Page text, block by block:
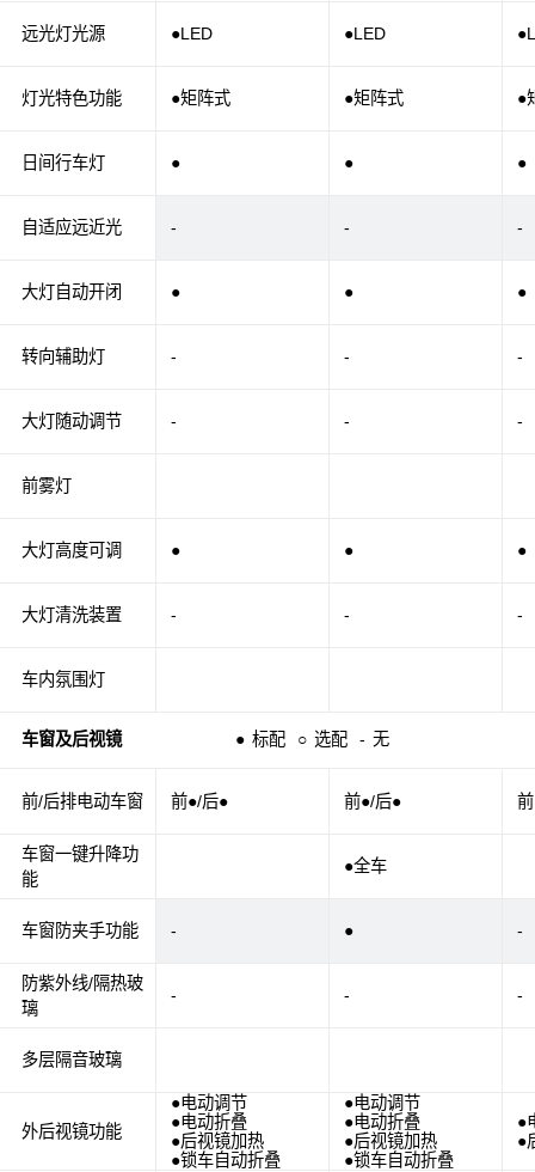
远光灯光源
灯光特色功能
日间行车灯
自适应远近光
大灯自动开闭
转向辅助灯
大灯随动调节
前雾灯
大灯高度可调
大灯清洗装置
车内氛围灯
车窗及后视镜 ● 标配 ○ 选配 - 无
前/后排电动车窗
车窗一键升降功
能
车窗防夹手功能
防紫外线/隔热玻
璃
多层隔音玻璃
外后视镜功能
●LED ●LED
●矩阵式 ●矩阵式 ●
● ● ●
- - -
● ● ●
- - -
- - -
● ● ●
- - -
前●/后● 前●/后●
●全车
- ● -
- - -
●电动调节
●电动折叠
●后视镜加热
●锁车自动折叠
●电动调节
●电动折叠
●后视镜加热
●锁车自动折叠
●
●